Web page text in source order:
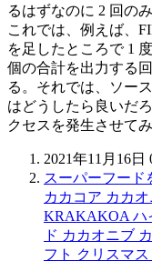
るはずなのに 2 回の
これでは、例えば、
を足したところで 1
個の合計を出力する
る。それでは、ソー
はどうしたら良いだ
クセスを発生させてみ
2021年11月16日
スーパーフード
カカコア カカ
KRAKAKOA ハ
ド カカオニブ
フト クリスマ